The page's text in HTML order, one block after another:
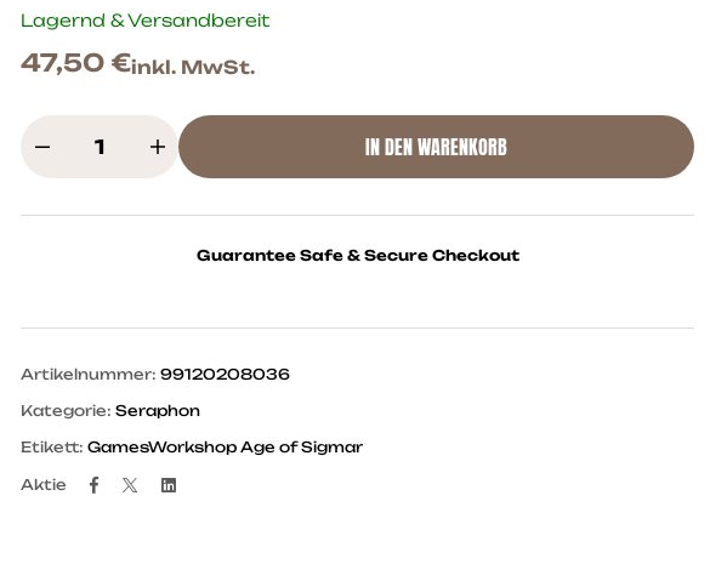
Lagernd & Versandbereit
47,50 €inkl. MwSt.
IN DEN WARENKORB
Guarantee Safe & Secure Checkout
Artikelnummer:99120208036
Kategorie:Seraphon
Etikett:GamesWorkshop Age of Sigmar
Aktie Facebook
TwitterLinkedin